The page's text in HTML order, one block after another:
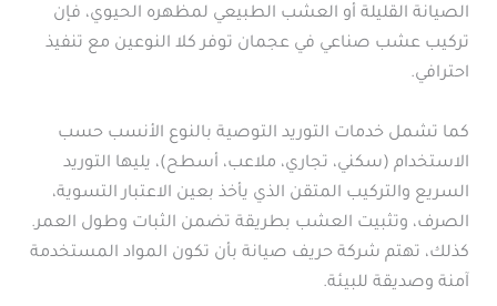
الصيانة القليلة أو العشب الطبيعي لمظهره الحيوي، فإن
تركيب عشب صناعي في عجمان توفر كلا النوعين مع تنفيذ
احترافي.
كما تشمل خدمات التوريد التوصية بالنوع الأنسب حسب
الاستخدام (سكني، تجاري، ملاعب، أسطح)، يليها التوريد
السريع والتركيب المتقن الذي يأخذ بعين الاعتبار التسوية،
الصرف، وتثبيت العشب بطريقة تضمن الثبات وطول العمر.
كذلك، تهتم شركة حريف صيانة بأن تكون المواد المستخدمة
آمنة وصديقة للبيئة.